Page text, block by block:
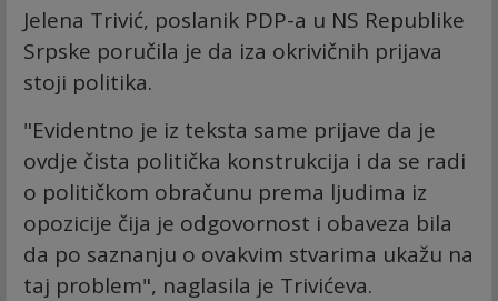
Jelena Trivić, poslanik PDP-a u NS Republike
Srpske poručila je da iza okrivičnih prijava
stoji politika.
"Evidentno je iz teksta same prijave da je
ovdje čista politička konstrukcija i da se radi
o političkom obračunu prema ljudima iz
opozicije čija je odgovornost i obaveza bila
da po saznanju o ovakvim stvarima ukažu na
taj problem", naglasila je Trivićeva.